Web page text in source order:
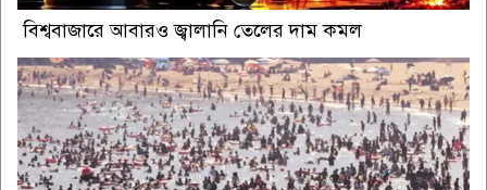
বিশ্ববাজারে আবারও জ্বালানি তেলের দাম কমল